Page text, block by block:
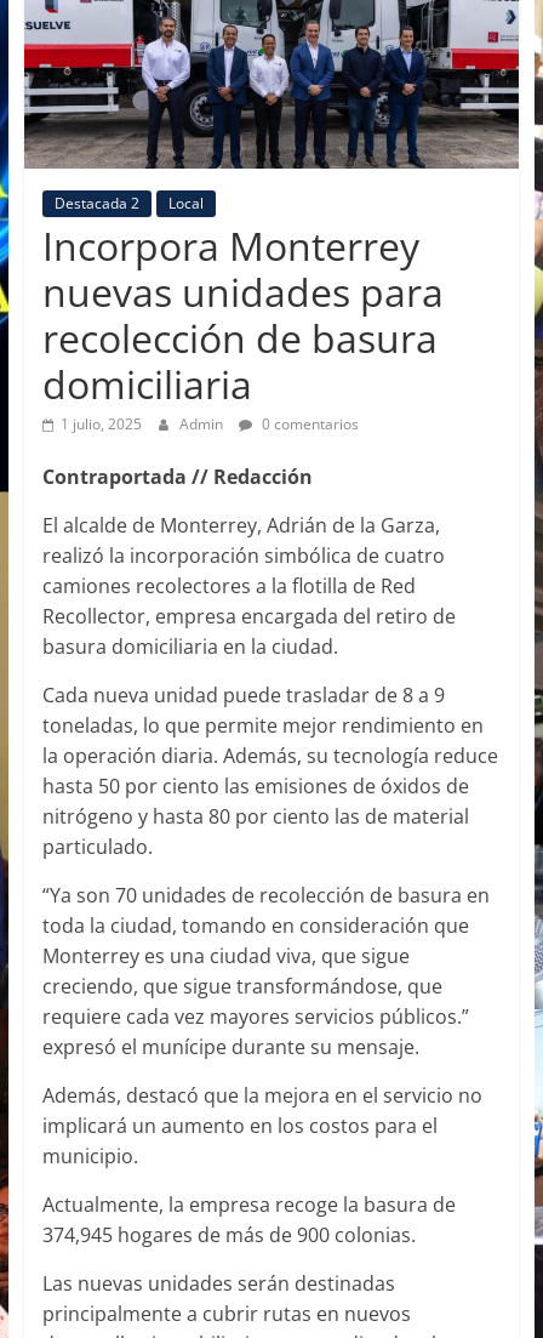
Destacada 2 Local
Incorpora Monterrey
nuevas unidades para
recolección de basura
domiciliaria
1 julio, 2025 Admin 0 comentarios
Contraportada // Redacción
El alcalde de Monterrey, Adrián de la Garza,
realizó la incorporación simbólica de cuatro
camiones recolectores a la flotilla de Red
Recollector, empresa encargada del retiro de
basura domiciliaria en la ciudad.
Cada nueva unidad puede trasladar de 8 a 9
toneladas, lo que permite mejor rendimiento en
la operación diaria. Además, su tecnología reduce
hasta 50 por ciento las emisiones de óxidos de
nitrógeno y hasta 80 por ciento las de material
particulado.
“Ya son 70 unidades de recolección de basura en
toda la ciudad, tomando en consideración que
Monterrey es una ciudad viva, que sigue
creciendo, que sigue transformándose, que
requiere cada vez mayores servicios públicos.”
expresó el munícipe durante su mensaje.
Además, destacó que la mejora en el servicio no
implicará un aumento en los costos para el
municipio.
Actualmente, la empresa recoge la basura de
374,945 hogares de más de 900 colonias.
Las nuevas unidades serán destinadas
principalmente a cubrir rutas en nuevos